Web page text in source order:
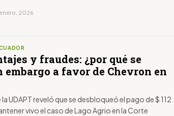
2026
y fraudes: ¿por qué se
a favor de Chevron en
UDAPT reveló que se desbloqueó el pago de $ 112
vivo el caso de Lago Agrio en la Corte